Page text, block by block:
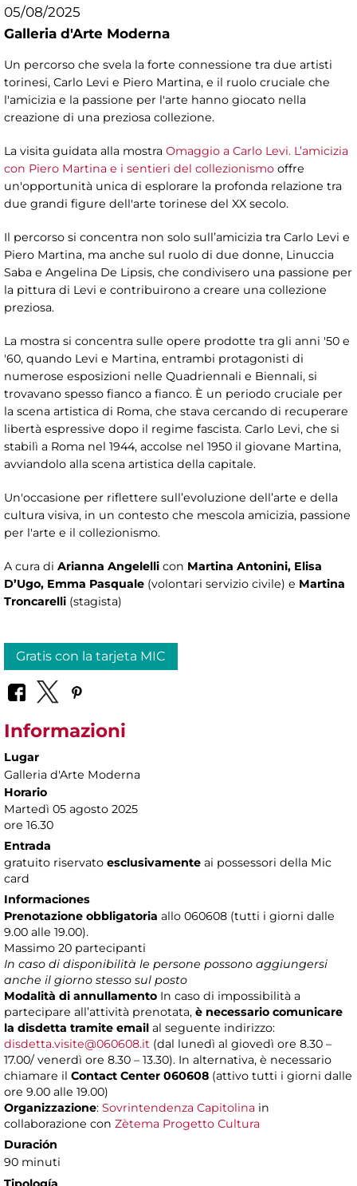
05/08/2025
Galleria d'Arte Moderna
Un percorso che svela la forte connessione tra due artisti
torinesi, Carlo Levi e Piero Martina, e il ruolo cruciale che
l'amicizia e la passione per l'arte hanno giocato nella
creazione di una preziosa collezione.
La visita guidata alla mostra Omaggio a Carlo Levi. L’amicizia
con Piero Martina e i sentieri del collezionismo offre
un'opportunità unica di esplorare la profonda relazione tra
due grandi figure dell'arte torinese del XX secolo.
Il percorso si concentra non solo sull’amicizia tra Carlo Levi e
Piero Martina, ma anche sul ruolo di due donne, Linuccia
Saba e Angelina De Lipsis, che condivisero una passione per
la pittura di Levi e contribuirono a creare una collezione
preziosa.
La mostra si concentra sulle opere prodotte tra gli anni '50 e
'60, quando Levi e Martina, entrambi protagonisti di
numerose esposizioni nelle Quadriennali e Biennali, si
trovavano spesso fianco a fianco. È un periodo cruciale per
la scena artistica di Roma, che stava cercando di recuperare
libertà espressive dopo il regime fascista. Carlo Levi, che si
stabilì a Roma nel 1944, accolse nel 1950 il giovane Martina,
avviandolo alla scena artistica della capitale.
Un'occasione per riflettere sull’evoluzione dell’arte e della
cultura visiva, in un contesto che mescola amicizia, passione
per l'arte e il collezionismo.
A cura di Arianna Angelelli con Martina Antonini, Elisa
D’Ugo, Emma Pasquale (volontari servizio civile) e Martina
Troncarelli (stagista)
Gratis con la tarjeta MIC
Informazioni
Lugar
Galleria d'Arte Moderna
Horario
Martedì 05 agosto 2025
ore 16.30
Entrada
gratuito riservato esclusivamente ai possessori della Mic
card
Informaciones
Prenotazione obbligatoria allo 060608 (tutti i giorni dalle
9.00 alle 19.00).
Massimo 20 partecipanti
In caso di disponibilità le persone possono aggiungersi
anche il giorno stesso sul posto
Modalità di annullamento In caso di impossibilità a
partecipare all’attività prenotata, è necessario comunicare
la disdetta tramite email al seguente indirizzo:
disdetta.visite@060608.it (dal lunedì al giovedì ore 8.30 –
17.00/ venerdì ore 8.30 – 13.30). In alternativa, è necessario
chiamare il Contact Center 060608 (attivo tutti i giorni dalle
ore 9.00 alle 19.00)
Organizzazione: Sovrintendenza Capitolina in
collaborazione con Zètema Progetto Cultura
Duración
90 minuti